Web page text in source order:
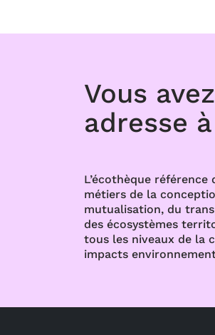
Vous
adresse
L’écothèque référence
métiers de la
mutualisation, du
des écosystèmes
tous les niveaux de la
impacts